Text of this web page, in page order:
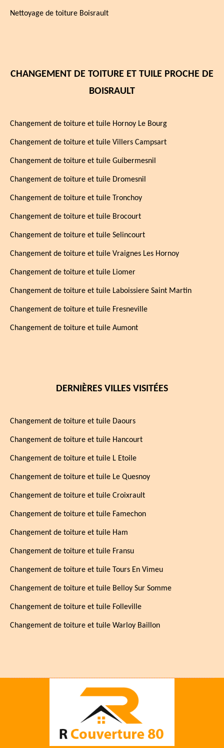
Nettoyage de toiture Boisrault
CHANGEMENT DE TOITURE ET TUILE PROCHE DE
BOISRAULT
Changement de toiture et tuile Hornoy Le Bourg
Changement de toiture et tuile Villers Campsart
Changement de toiture et tuile Guibermesnil
Changement de toiture et tuile Dromesnil
Changement de toiture et tuile Tronchoy
Changement de toiture et tuile Brocourt
Changement de toiture et tuile Selincourt
Changement de toiture et tuile Vraignes Les Hornoy
Changement de toiture et tuile Liomer
Changement de toiture et tuile Laboissiere Saint Martin
Changement de toiture et tuile Fresneville
Changement de toiture et tuile Aumont
DERNIÈRES VILLES VISITÉES
Changement de toiture et tuile Daours
Changement de toiture et tuile Hancourt
Changement de toiture et tuile L Etoile
Changement de toiture et tuile Le Quesnoy
Changement de toiture et tuile Croixrault
Changement de toiture et tuile Famechon
Changement de toiture et tuile Ham
Changement de toiture et tuile Fransu
Changement de toiture et tuile Tours En Vimeu
Changement de toiture et tuile Belloy Sur Somme
Changement de toiture et tuile Folleville
Changement de toiture et tuile Warloy Baillon